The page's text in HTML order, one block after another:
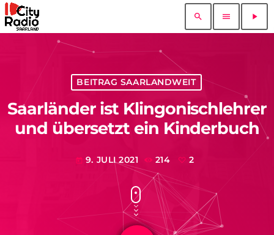
search menu play_arrow
BEITRAG SAARLANDWEIT
Saarländer ist Klingonischlehrer
und übersetzt ein Kinderbuch
today 9. JULI 2021 214 2